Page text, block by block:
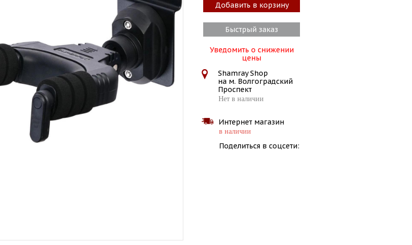
Добавить в корзину
Быстрый заказ
Уведомить о снижении
цены
Shamray Shop
на м. Волгоградский
Проспект
Нет в наличии
Интернет магазин
в наличии
Поделиться в соцсети: